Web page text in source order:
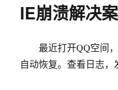
IE崩溃解决
最近打开QQ空间，
自动恢复。查看日志，